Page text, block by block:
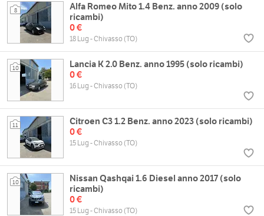
8
Alfa Romeo Mito 1.4 Benz. anno 2009 (solo
ricambi)
0 €
18 Lug - Chivasso (TO)
10
Lancia K 2.0 Benz. anno 1995 (solo ricambi)
0 €
16 Lug - Chivasso (TO)
11
Citroen C3 1.2 Benz. anno 2023 (solo ricambi)
0 €
15 Lug - Chivasso (TO)
10
Nissan Qashqai 1.6 Diesel anno 2017 (solo
ricambi)
0 €
15 Lug - Chivasso (TO)